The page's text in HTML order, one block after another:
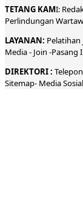
TETANG KAMI:
Perlindungan
LAYANAN: Pelatihan
Media- Join -Pasang
DIREKTORI: Telepon
Sitemap- Media Sosial